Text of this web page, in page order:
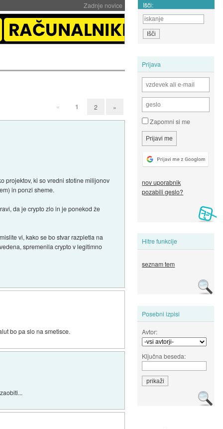
Zadnje novice Išči:
Prijava
Zapomni si me
nov uporabnik
pozabili geslo?
Hitre funkcije
seznam tem
Posebni izpisi
Avtor:
Ključna beseda:
« 1 2 »
projektov, ki so vredni stotine milijonov
in ponzi sheme.
da je crypto zlo in je ponekod že
vi, kako se bo stvar razpletla na
spremenila crypto v legitimno
bo pa slo na smetisce.